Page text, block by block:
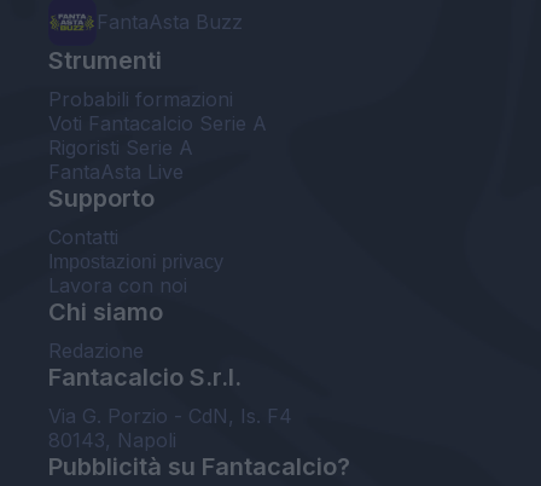
FantaAsta Buzz
Strumenti
Probabili formazioni
Voti Fantacalcio Serie A
Rigoristi Serie A
FantaAsta Live
Supporto
Contatti
Impostazioni privacy
Lavora con noi
Chi siamo
Redazione
Fantacalcio S.r.l.
Via G. Porzio - CdN, Is. F4
80143, Napoli
Pubblicità su Fantacalcio?